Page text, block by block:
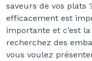
saveurs de vos plats
efficacement est
importante et c’est
recherchez des
vous voulez